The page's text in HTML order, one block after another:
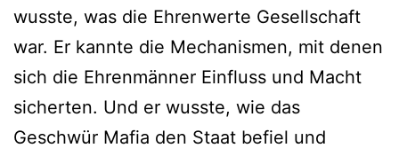
wusste, was die Ehrenwerte Gesellschaft
war. Er kannte die Mechanismen, mit denen
sich die Ehrenmänner Einfluss und Macht
sicherten. Und er wusste, wie das
Geschwür Mafia den Staat befiel und